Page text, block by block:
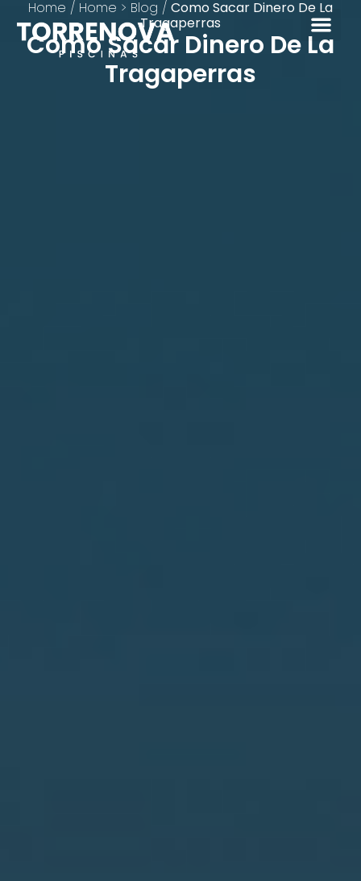
Home / Home > Blog / Como Sacar Dinero De La
Tragaperras
Como Sacar Dinero De La
Tragaperras